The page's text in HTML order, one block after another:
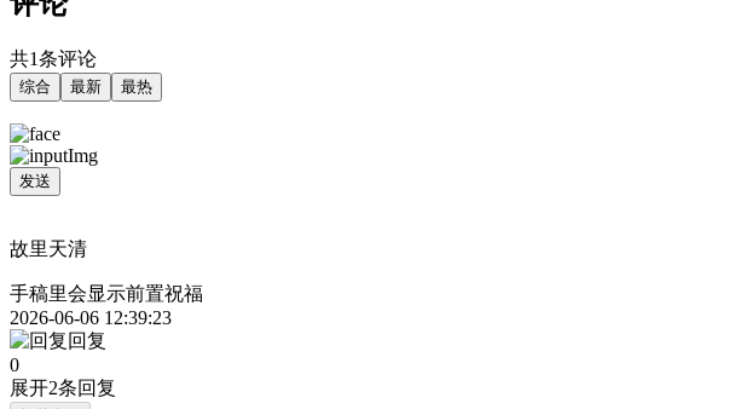
共1条评论
综合 最新 最热
发送
故里天清
手稿里会显示前置祝福
2026-06-06 12:39:23
回复
0
展开2条回复